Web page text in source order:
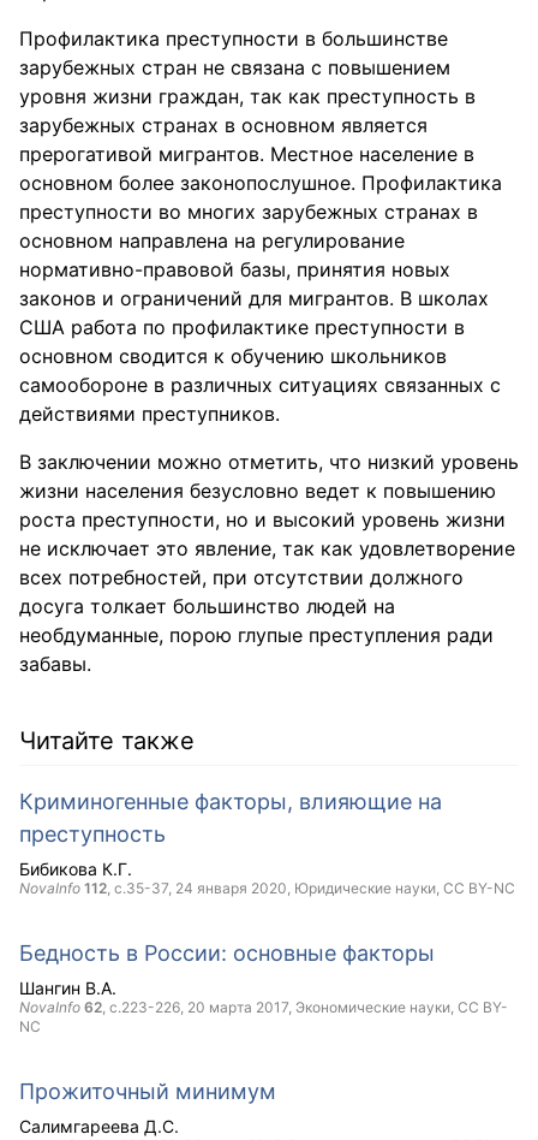
Профилактика преступности в большинстве
зарубежных стран не связана с повышением
уровня жизни граждан, так как преступность в
зарубежных странах в основном является
прерогативой мигрантов. Местное население в
основном более законопослушное. Профилактика
преступности во многих зарубежных странах в
основном направлена на регулирование
нормативно-правовой базы, принятия новых
законов и ограничений для мигрантов. В школах
США работа по профилактике преступности в
основном сводится к обучению школьников
самообороне в различных ситуациях связанных с
действиями преступников.
В заключении можно отметить, что низкий уровень
жизни населения безусловно ведет к повышению
роста преступности, но и высокий уровень жизни
не исключает это явление, так как удовлетворение
всех потребностей, при отсутствии должного
досуга толкает большинство людей на
необдуманные, порою глупые преступления ради
забавы.
Читайте также
Криминогенные факторы, влияющие на
преступность
Бибикова К.Г.
NovaInfo 112, с.35-37, 24 января 2020, Юридические науки, CC BY-NC
Бедность в России: основные факторы
Шангин В.А.
NovaInfo 62, с.223-226, 20 марта 2017, Экономические науки, CC BY-
NC
Прожиточный минимум
Салимгареева Д.С.